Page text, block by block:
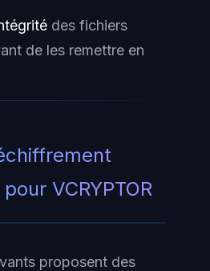
des fichiers
de les remettre en
VCRYPTOR
proposent des